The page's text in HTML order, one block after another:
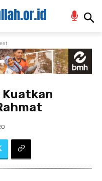
Kuatkan